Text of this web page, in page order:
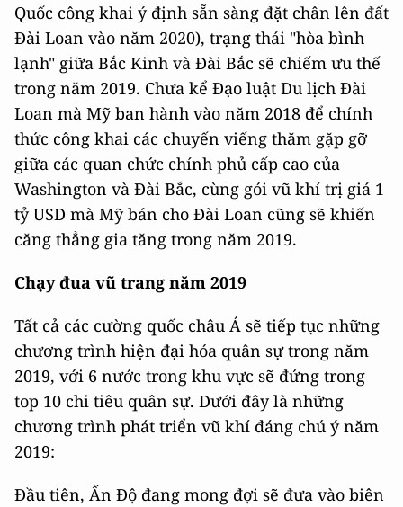
Quốc công khai ý định sẵn sàng đặt chân lên đất
Đài Loan vào năm 2020), trạng thái "hòa bình
lạnh" giữa Bắc Kinh và Đài Bắc sẽ chiếm ưu thế
trong năm 2019. Chưa kể Đạo luật Du lịch Đài
Loan mà Mỹ ban hành vào năm 2018 để chính
thức công khai các chuyến viếng thăm gặp gỡ
giữa các quan chức chính phủ cấp cao của
Washington và Đài Bắc, cùng gói vũ khí trị giá 1
tỷ USD mà Mỹ bán cho Đài Loan cũng sẽ khiến
căng thẳng gia tăng trong năm 2019.
Chạy đua vũ trang năm 2019
Tất cả các cường quốc châu Á sẽ tiếp tục những
chương trình hiện đại hóa quân sự trong năm
2019, với 6 nước trong khu vực sẽ đứng trong
top 10 chi tiêu quân sự. Dưới đây là những
chương trình phát triển vũ khí đáng chú ý năm
2019:
Đầu tiên, Ấn Độ đang mong đợi sẽ đưa vào biên